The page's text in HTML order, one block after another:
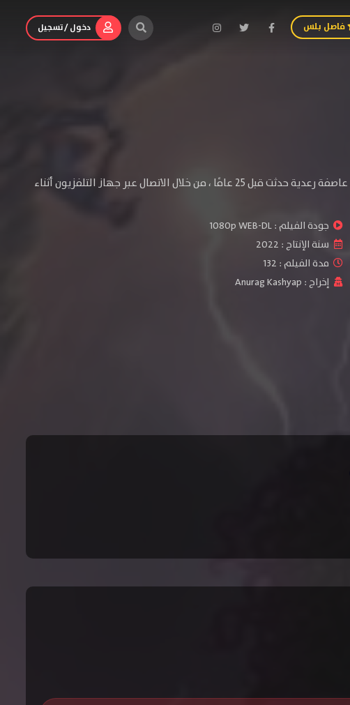
فاصل بلس دخول / تسجيل
تحصل امرأة على فرصة لإنقاذ حياة صبي يبلغ من العمر 12 عامًا شهد وفاة أثناء عاصفة رعدية حدثت قبل 25 عامًا ، من خلال الاتصال عبر جهاز التلفزيون أثناء
جودة الفيلم :1080p WEB-DL
سنة الإنتاج : 2022
مدة الفيلم : 132
إخراج : Anurag Kashyap